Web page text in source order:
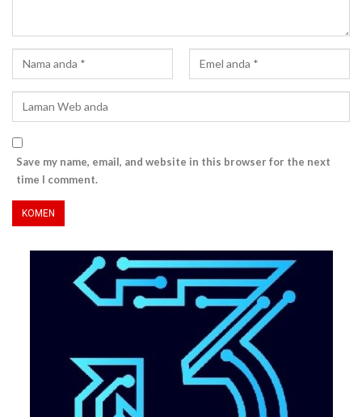
Save my name, email, and website in this browser for the next
time I comment.